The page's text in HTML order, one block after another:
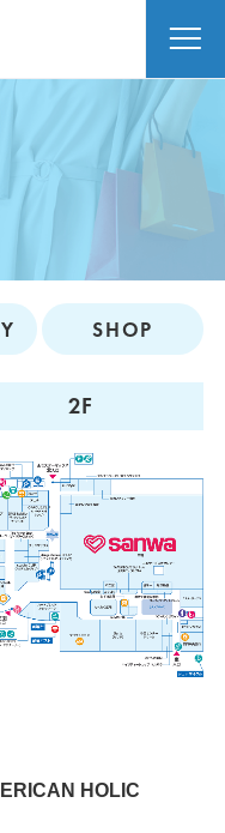
SHOP
2F
HOLIC